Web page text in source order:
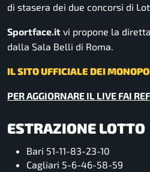
di stasera dei due concorsi di
Sportface.it vi propone la
dalla Sala Belli di Roma.
IL SITO UFFICIALE DEI
PER AGGIORNARE IL LIVE FAI
ESTRAZIONE LOTTO
Bari 51-11-83-23-10
Cagliari 5-6-46-58-59